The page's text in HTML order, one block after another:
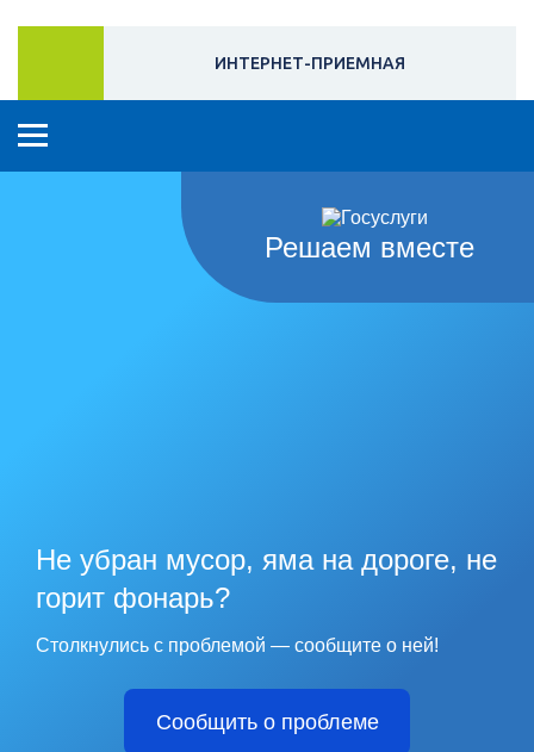
ИНТЕРНЕТ-ПРИЕМНАЯ
Решаем вместе
Не убран мусор, яма на дороге, не
горит фонарь?
Столкнулись с проблемой — сообщите о ней!
Сообщить о проблеме